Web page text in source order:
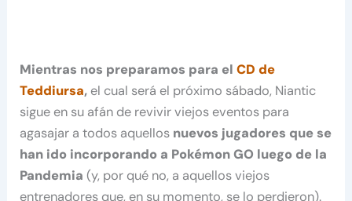
Mientras nos preparamos para elCD de
Teddiursa, el cual será el próximo sábado, Niantic
sigue en su afán de revivir viejos eventos para
agasajar a todos aquellos nuevos jugadores que se
han ido incorporando a Pokémon GO luego de la
Pandemia (y, por qué no, a aquellos viejos
entrenadores que, en su momento, se lo perdieron).